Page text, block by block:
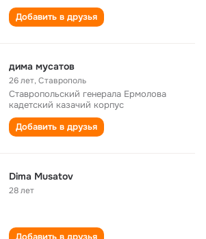
Добавить в друзья
дима мусатов
26 лет,Ставрополь
Ставропольский генерала Ермолова
кадетский казачий корпус
Добавить в друзья
Dima Musatov
28 лет
Добавить в друзья